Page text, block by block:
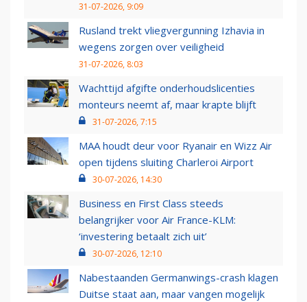
31-07-2026, 9:09
Rusland trekt vliegvergunning Izhavia in
wegens zorgen over veiligheid
31-07-2026, 8:03
Wachttijd afgifte onderhoudslicenties
monteurs neemt af, maar krapte blijft
31-07-2026, 7:15
MAA houdt deur voor Ryanair en Wizz Air
open tijdens sluiting Charleroi Airport
30-07-2026, 14:30
Business en First Class steeds
belangrijker voor Air France-KLM:
‘investering betaalt zich uit’
30-07-2026, 12:10
Nabestaanden Germanwings-crash klagen
Duitse staat aan, maar vangen mogelijk